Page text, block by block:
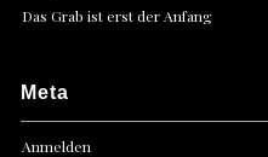
Das Grab ist erst der Anfang
Meta
Anmelden